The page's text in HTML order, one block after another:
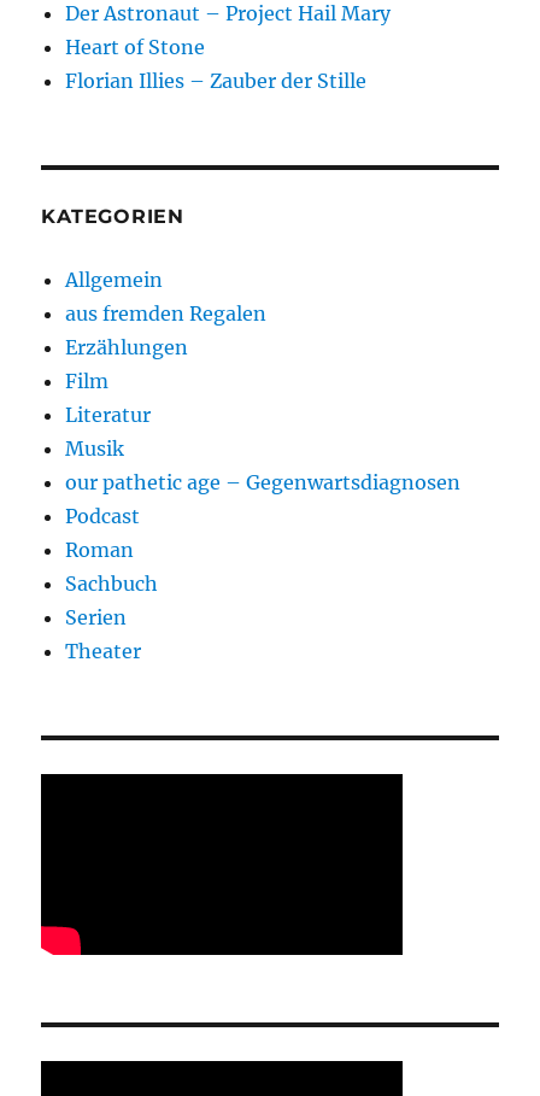
Der Astronaut – Project Hail Mary
Heart of Stone
Florian Illies – Zauber der Stille
KATEGORIEN
Allgemein
aus fremden Regalen
Erzählungen
Film
Literatur
Musik
our pathetic age – Gegenwartsdiagnosen
Podcast
Roman
Sachbuch
Serien
Theater